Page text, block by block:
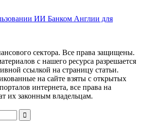
ИИ Банком Англии для
сектора. Все права защищены.
с нашего ресурса разрешается
ссылкой на страницу статьи.
на сайте взяты с открытых
интернета, все права на
их законным владельцам.